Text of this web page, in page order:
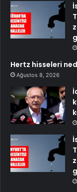
Hertz hisseleri
Ağustos 8, 2026